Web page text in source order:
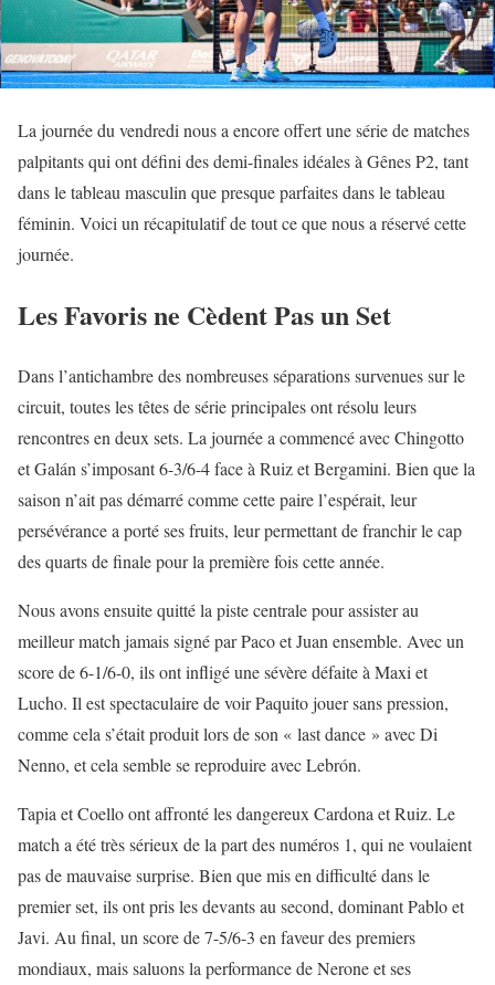
La journée du vendredi nous a encore offert une série de matches
palpitants qui ont défini des demi-finales idéales à Gênes P2, tant
dans le tableau masculin que presque parfaites dans le tableau
féminin. Voici un récapitulatif de tout ce que nous a réservé cette
journée.
Les Favoris ne Cèdent Pas un Set
Dans l’antichambre des nombreuses séparations survenues sur le
circuit, toutes les têtes de série principales ont résolu leurs
rencontres en deux sets. La journée a commencé avec Chingotto
et Galán s’imposant 6-3/6-4 face à Ruiz et Bergamini. Bien que la
saison n’ait pas démarré comme cette paire l’espérait, leur
persévérance a porté ses fruits, leur permettant de franchir le cap
des quarts de finale pour la première fois cette année.
Nous avons ensuite quitté la piste centrale pour assister au
meilleur match jamais signé par Paco et Juan ensemble. Avec un
score de 6-1/6-0, ils ont infligé une sévère défaite à Maxi et
Lucho. Il est spectaculaire de voir Paquito jouer sans pression,
comme cela s’était produit lors de son « last dance » avec Di
Nenno, et cela semble se reproduire avec Lebrón.
Tapia et Coello ont affronté les dangereux Cardona et Ruiz. Le
match a été très sérieux de la part des numéros 1, qui ne voulaient
pas de mauvaise surprise. Bien que mis en difficulté dans le
premier set, ils ont pris les devants au second, dominant Pablo et
Javi. Au final, un score de 7-5/6-3 en faveur des premiers
mondiaux, mais saluons la performance de Nerone et ses